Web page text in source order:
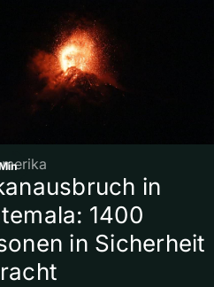
in
1400
in Sicherheit